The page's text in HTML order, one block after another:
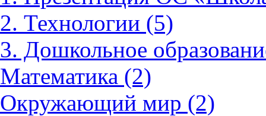
2. Технологии (5)
3. Дошкольное
Математика (2)
Окружающий мир (2)